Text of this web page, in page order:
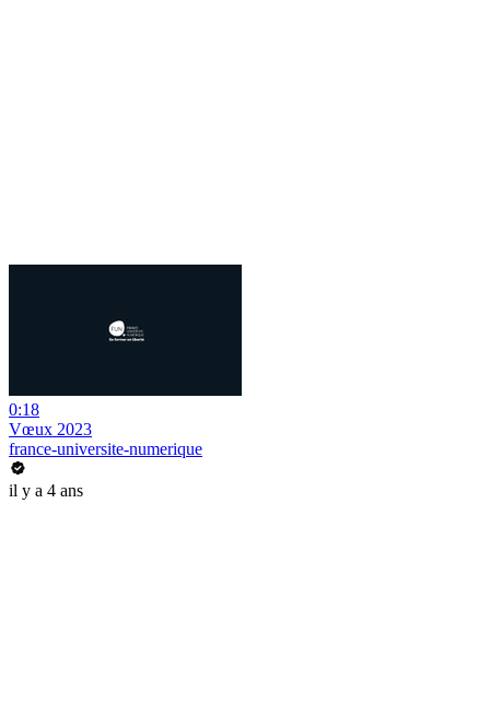
0:18
Vœux 2023
france-universite-numerique
il y a 4 ans